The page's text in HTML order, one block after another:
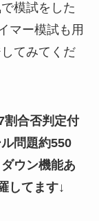
模試をした
マー模試も用
てみてくだ
割合否判定付
問題約550
ウン機能あ
してます↓